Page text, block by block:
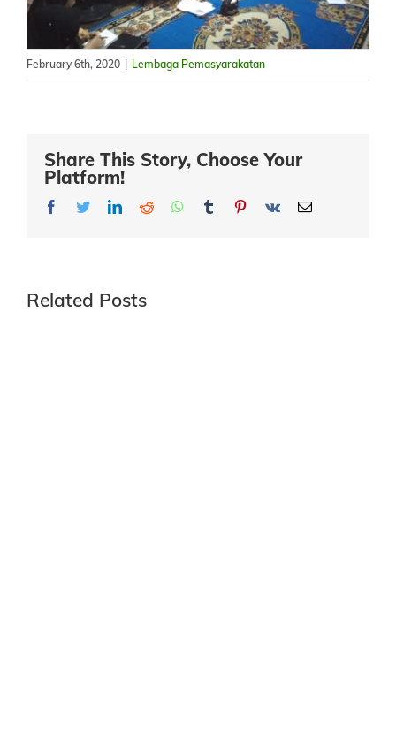
February 6th, 2020 Lembaga Pemasyarakatan
Share This Story, Choose Your
Platform!
Facebook
TwitterLinkedIn
Reddit Whatsapp
Tumblr Pinterest
Vk Email
Related Posts